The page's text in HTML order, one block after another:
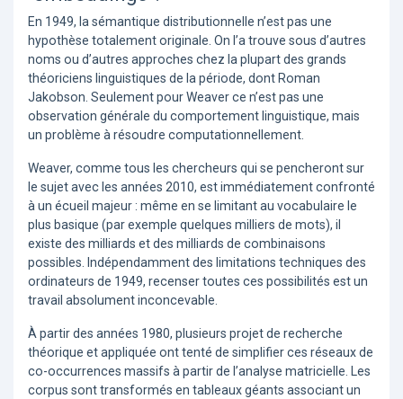
En 1949, la sémantique distributionnelle n’est pas une
hypothèse totalement originale. On l’a trouve sous d’autres
noms ou d’autres approches chez la plupart des grands
théoriciens linguistiques de la période, dont Roman
Jakobson. Seulement pour Weaver ce n’est pas une
observation générale du comportement linguistique, mais
un problème à résoudre computationnellement.
Weaver, comme tous les chercheurs qui se pencheront sur
le sujet avec les années 2010, est immédiatement confronté
à un écueil majeur : même en se limitant au vocabulaire le
plus basique (par exemple quelques milliers de mots), il
existe des milliards et des milliards de combinaisons
possibles. Indépendamment des limitations techniques des
ordinateurs de 1949, recenser toutes ces possibilités est un
travail absolument inconcevable.
À partir des années 1980, plusieurs projet de recherche
théorique et appliquée ont tenté de simplifier ces réseaux de
co-occurrences massifs à partir de l’analyse matricielle. Les
corpus sont transformés en tableaux géants associant un